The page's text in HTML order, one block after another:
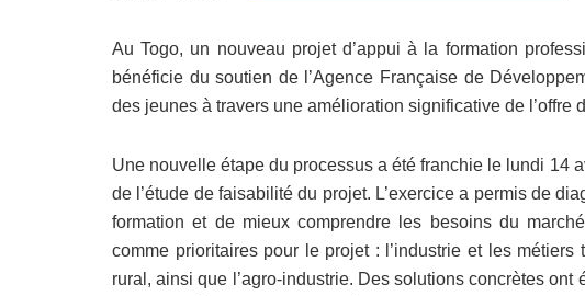
Au Togo, un nouveau projet d’appui à la formation
bénéficie du soutien de l’Agence Française de
des jeunes à travers une amélioration significative de l’offre
Une nouvelle étape du processus a été franchie le lundi 14
de l’étude de faisabilité du projet. L’exercice a permis de
formation et de mieux comprendre les besoins du
comme prioritaires pour le projet : l’industrie et les métiers
rural, ainsi que l’agro-industrie. Des solutions concrètes